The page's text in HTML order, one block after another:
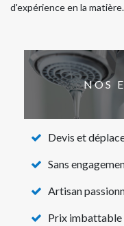
d'expérience en la matière.
NOS
Devis et
Sans
Artisan
Prix imbattable